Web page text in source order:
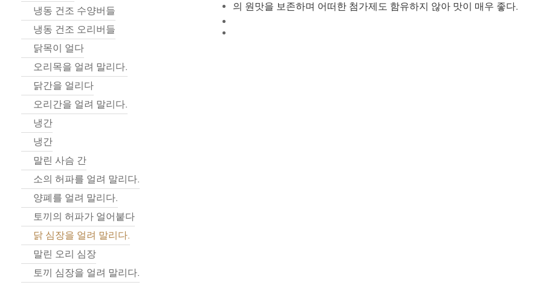
냉동 건조 수양버들
냉동 건조 오리버들
닭목이 얼다
오리목을 얼려 말리다.
닭간을 얼리다
오리간을 얼려 말리다.
냉간
냉간
말린 사슴 간
소의 허파를 얼려 말리다.
양폐를 얼려 말리다.
토끼의 허파가 얼어붙다
닭 심장을 얼려 말리다.
말린 오리 심장
토끼 심장을 얼려 말리다.
의 원맛을 보존하며 어떠한 첨가제도 함유하지 않아 맛이 매우 좋다.